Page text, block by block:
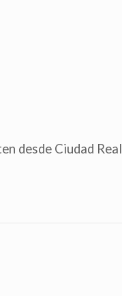
desde Ciudad Real